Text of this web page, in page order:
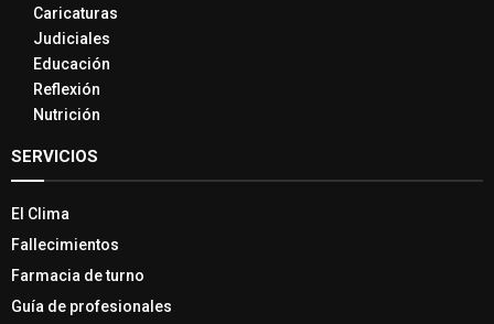
Caricaturas
Judiciales
Educación
Reflexión
Nutrición
SERVICIOS
El Clima
Fallecimientos
Farmacia de turno
Guía de profesionales